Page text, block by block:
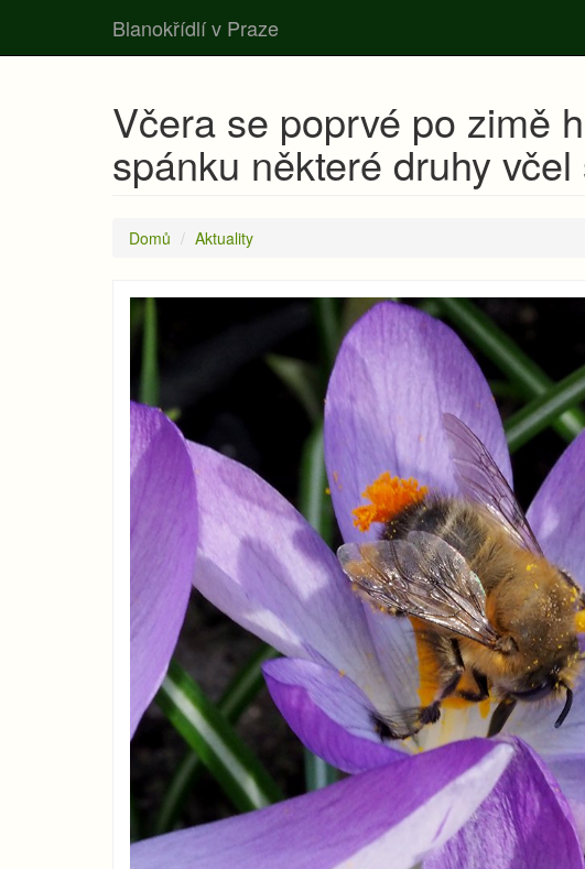
Včera se poprvé po zimě
spánku některé druhy
Domů Aktuality
Blanokřídlí v Praze